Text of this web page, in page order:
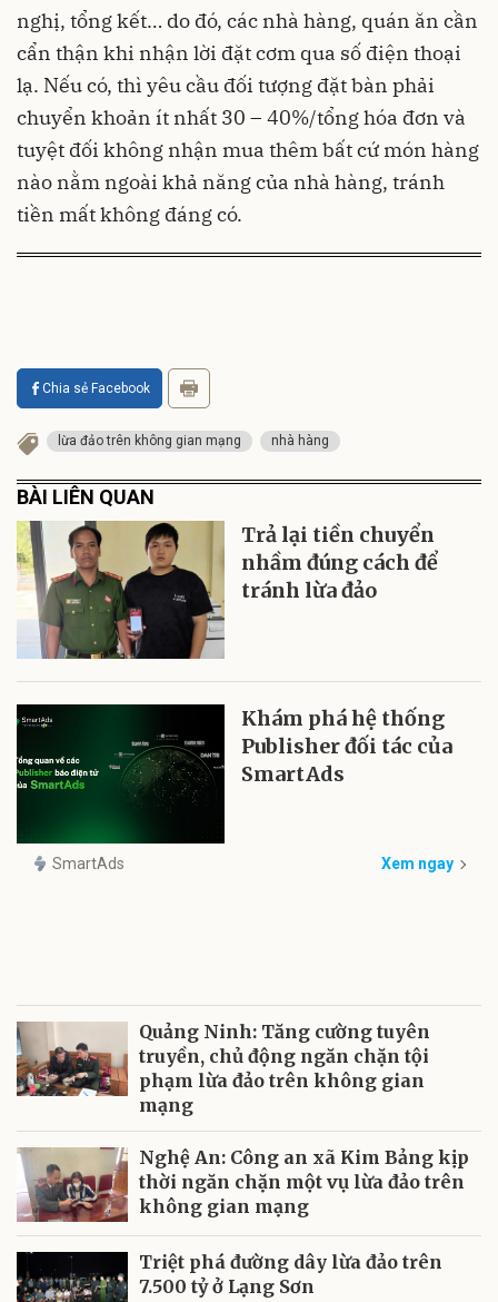
nghị, tổng kết… do đó, các nhà hàng, quán ăn cần
cẩn thận khi nhận lời đặt cơm qua số điện thoại
lạ. Nếu có, thì yêu cầu đối tượng đặt bàn phải
chuyển khoản ít nhất 30 – 40%/tổng hóa đơn và
tuyệt đối không nhận mua thêm bất cứ món hàng
nào nằm ngoài khả năng của nhà hàng, tránh
tiền mất không đáng có.
Chia sẻ Facebook
lừa đảo trên không gian mạng nhà hàng
BÀI LIÊN QUAN
Trả lại tiền chuyển
nhầm đúng cách để
tránh lừa đảo
Khám phá hệ thống
Publisher đối tác của
SmartAds
SmartAds Xem ngay
Quảng Ninh: Tăng cường tuyên
truyền, chủ động ngăn chặn tội
phạm lừa đảo trên không gian
mạng
Nghệ An: Công an xã Kim Bảng kịp
thời ngăn chặn một vụ lừa đảo trên
không gian mạng
Triệt phá đường dây lừa đảo trên
7.500 tỷ ở Lạng Sơn